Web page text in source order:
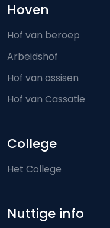
Hoven
Hof van beroep
Arbeidshof
Hof van assisen
Hof van Cassatie
College
Het College
Nuttige info